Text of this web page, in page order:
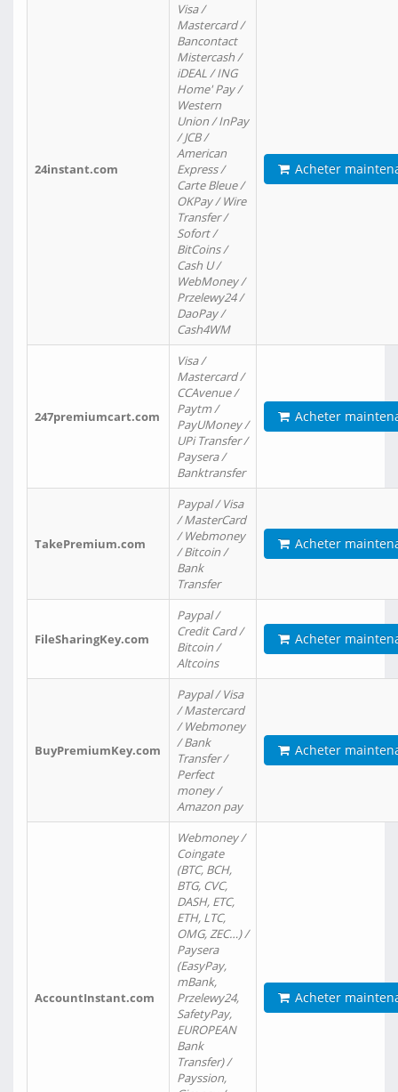
24instant.com
Visa /
Mastercard /
Bancontact
Mistercash /
iDEAL / ING
Home' Pay /
Western
Union / InPay
/ JCB /
American
Express /
Carte Bleue /
OKPay / Wire
Transfer /
Sofort /
BitCoins /
Cash U /
WebMoney /
Przelewy24 /
DaoPay /
Cash4WM
Acheter
247premiumcart.com
Visa /
Mastercard /
CCAvenue /
Paytm /
PayUMoney /
UPi Transfer /
Paysera /
Banktransfer
Acheter
TakePremium.com
Paypal / Visa
/ MasterCard
/ Webmoney
/ Bitcoin /
Bank
Transfer
Acheter
FileSharingKey.com
Paypal /
Credit Card /
Bitcoin /
Altcoins
Acheter
BuyPremiumKey.com
Paypal / Visa
/ Mastercard
/ Webmoney
/ Bank
Transfer /
Perfect
money /
Amazon pay
Acheter
AccountInstant.com
Webmoney /
Coingate
(BTC, BCH,
BTG, CVC,
DASH, ETC,
ETH, LTC,
OMG, ZEC…) /
Paysera
(EasyPay,
mBank,
Przelewy24,
SafetyPay,
EUROPEAN
Bank
Transfer) /
Payssion,
Acheter